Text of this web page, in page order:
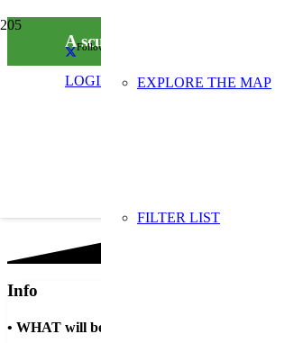
Follow us on social media
LOGIN EXPLORE THE MAP
FILTER LIST
A scuola di risparmio
Info
• WHAT will be done